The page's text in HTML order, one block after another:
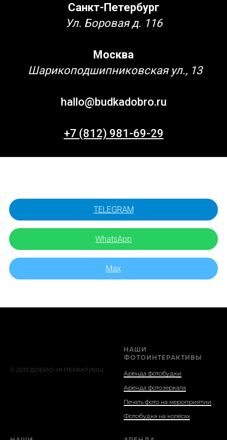
Санкт-Петербург
Ул. Боровая д. 116
Москва
Шарикоподшипниковская ул., 13
hallo@budkadobro.ru
+7 (812) 981-69-29
TELEGRAM
WhatsApp
Max
© 2013 ДОБРО-ИНТЕРАКТИВЫ
НАШИ
ФОТОИНТЕРАКТИВЫ
Аренда фотобудки
Аренда фотозеркала
Печать фото на мероприятии
Фотобудка на колёсах